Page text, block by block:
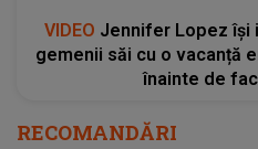
VIDEO Jennifer Lopez își
gemenii săi cu o vacanță
înainte de
RECOMANDĂRI